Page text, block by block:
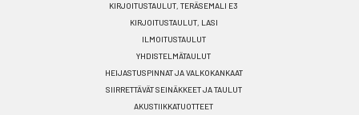
KIRJOITUSTAULUT, TERÄSEMALI E3
KIRJOITUSTAULUT, LASI
ILMOITUSTAULUT
YHDISTELMÄTAULUT
HEIJASTUSPINNAT JA VALKOKANKAAT
SIIRRETTÄVÄT SEINÄKKEET JA TAULUT
AKUSTIIKKATUOTTEET